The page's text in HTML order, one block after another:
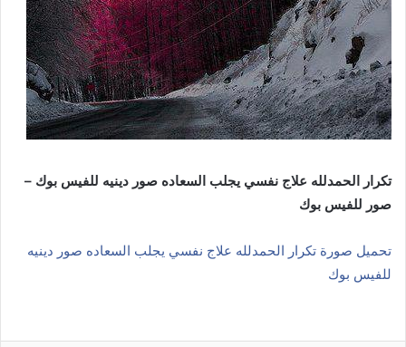
تكرار الحمدلله علاج نفسي يجلب السعاده صور دينيه للفيس بوك –
صور للفيس بوك
تحميل صورة تكرار الحمدلله علاج نفسي يجلب السعاده صور دينيه
للفيس بوك